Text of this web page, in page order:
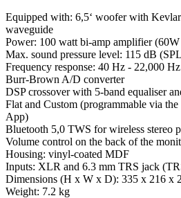
Equipped with: 6,5‘ woofer with
waveguide
Power: 100 watt bi-amp amplifier
Max. sound pressure level: 115 dB
Frequency response: 40 Hz - 22,000
Burr-Brown A/D converter
DSP crossover with 5-band equaliser
Flat and Custom (programmable via
App)
Bluetooth 5,0 TWS for wireless stereo
Volume control on the back of the
Housing: vinyl-coated MDF
Inputs: XLR and 6.3 mm TRS jack
Dimensions (H x W x D): 335 x 216 x
Weight: 7.2 kg